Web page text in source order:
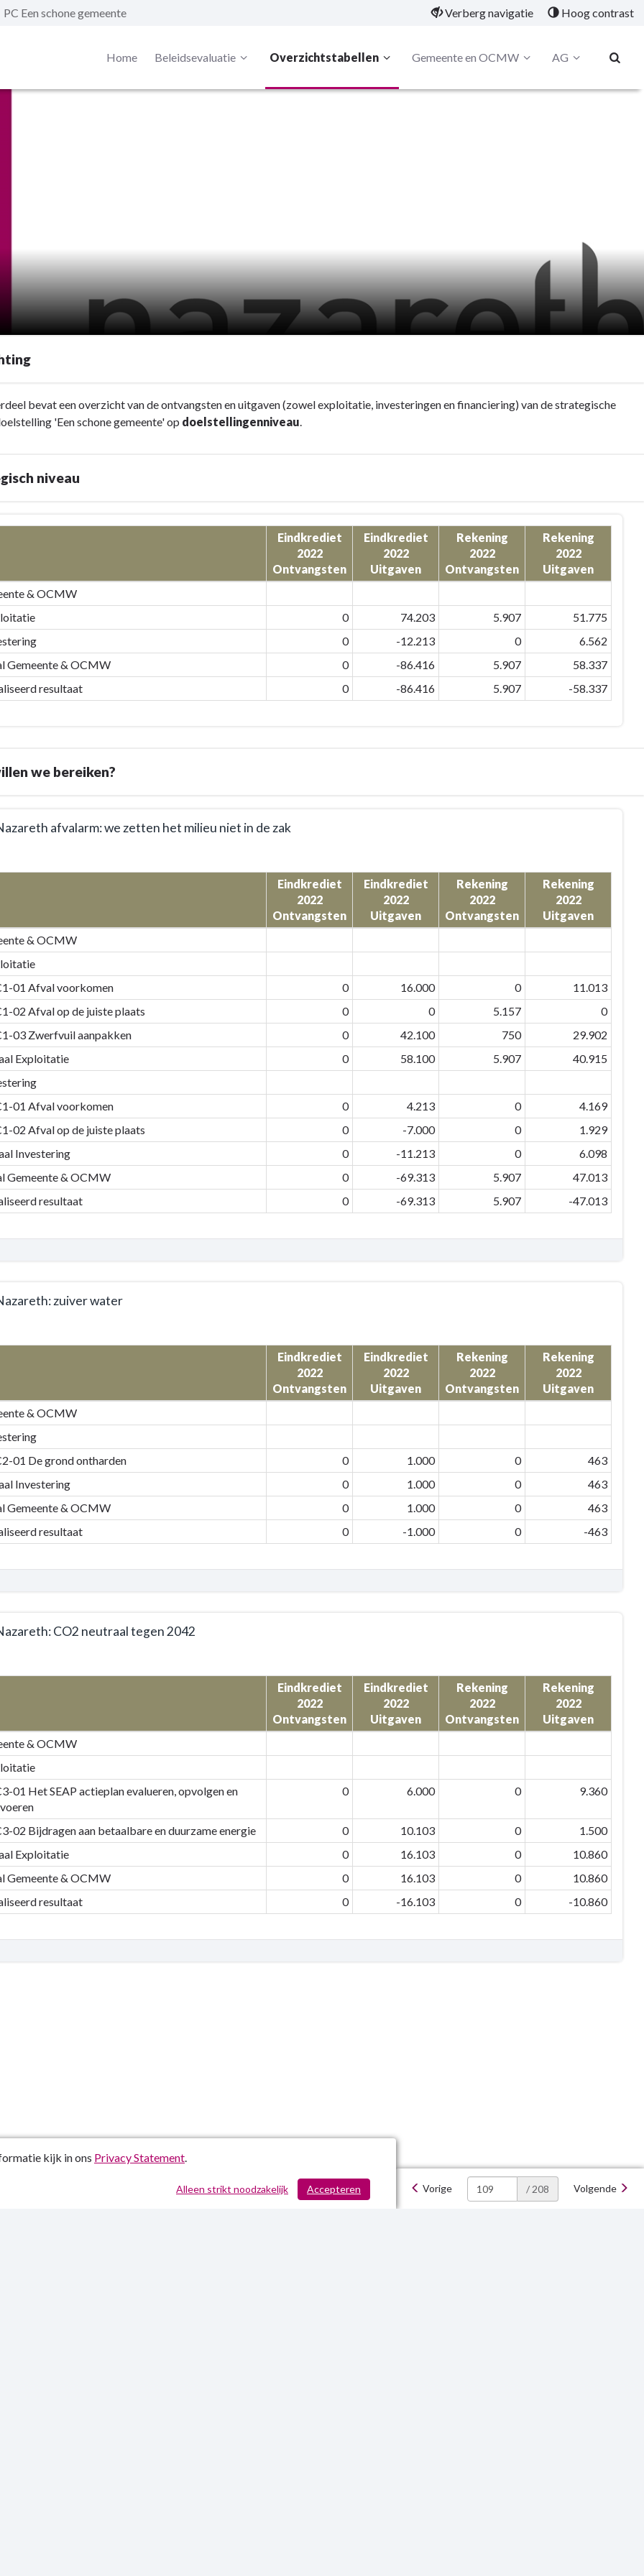
PC Een schone gemeente Verberg navigatie Hoog contrast
Home Beleidsevaluatie Overzichtstabellen Gemeente en OCMW AG
bevat een overzicht van de ontvangsten en uitgaven (zowel exploitatie, investeringen en financiering) van de strategische
'Een schone gemeente' op doelstellingenniveau.
niveau
Eindkrediet
2022
Ontvangsten
Eindkrediet
2022
Uitgaven
Rekening
2022
Ontvangsten
Rekening
2022
Uitgaven
& OCMW
0 74.203 5.907
51.775
0 -12.213 0
6.562
Gemeente & OCMW
0 -86.416 5.907
58.337
resultaat
0 -86.416 5.907 -58.337
we bereiken?
afvalarm: we zetten het milieu niet in de zak
Eindkrediet
2022
Ontvangsten
Eindkrediet
2022
Uitgaven
Rekening
2022
Ontvangsten
Rekening
2022
Uitgaven
& OCMW
01 Afval voorkomen
0 16.000 0
11.013
02 Afval op de juiste plaats
0 0 5.157
0
03 Zwerfvuil aanpakken
0 42.100 750
29.902
Exploitatie
0 58.100 5.907
40.915
01 Afval voorkomen
0 4.213 0
4.169
02 Afval op de juiste plaats
0 -7.000 0
1.929
Investering
0 -11.213 0
6.098
Gemeente & OCMW
0 -69.313 5.907
47.013
resultaat
0 -69.313 5.907 -47.013
zuiver water
Eindkrediet
2022
Ontvangsten
Eindkrediet
2022
Uitgaven
Rekening
2022
Ontvangsten
Rekening
2022
Uitgaven
& OCMW
01 De grond ontharden
0 1.000 0
463
Investering
0 1.000 0
463
Gemeente & OCMW
0 1.000 0
463
resultaat
0 -1.000 0 -463
CO2 neutraal tegen 2042
Eindkrediet
2022
Ontvangsten
Eindkrediet
2022
Uitgaven
Rekening
2022
Ontvangsten
Rekening
2022
Uitgaven
& OCMW
01 Het SEAP actieplan evalueren, opvolgen en
0 6.000 0 9.360
02 Bijdragen aan betaalbare en duurzame energie 0 10.103 0
1.500
Exploitatie
0 16.103 0
10.860
Gemeente & OCMW
0 16.103 0
10.860
resultaat
0 -16.103 0 -10.860
Vorige / 208 Volgende
kijk in ons Privacy Statement.
Accepteren
Alleen strikt noodzakelijk